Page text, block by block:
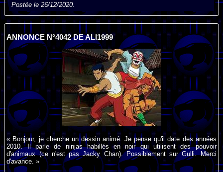
Postée le 26/12/2020.
ANNONCE N°4042 DE ALI1999
« Bonjour, je cherche un dessin animé. Je pense qu'il date des années
2010. Il parle de ninjas habillés en noir qui utilisent des pouvoir
d'animaux (ce n'est pas Jacky Chan). Possiblement sur Gulli. Merci
d'avance. »